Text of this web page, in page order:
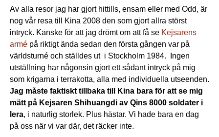
Av alla resor jag har gjort hittills, ensam eller med Odd, är
nog vår resa till Kina 2008 den som gjort allra störst
intryck. Kanske för att jag drömt om att få se Kejsarens
armé på riktigt ända sedan den första gången var på
världsturné och ställdes ut i Stockholm 1984. Ingen
utställning har någonsin gjort ett sådant intryck på mig
som krigarna i terrakotta, alla med individuella utseenden.
Jag måste faktiskt tillbaka till Kina bara för att se mig
mätt på Kejsaren Shihuangdi av Qins 8000 soldater i
lera, i naturlig storlek. Plus hästar. Vi hade bara en dag
på oss när vi var där, det räcker inte.